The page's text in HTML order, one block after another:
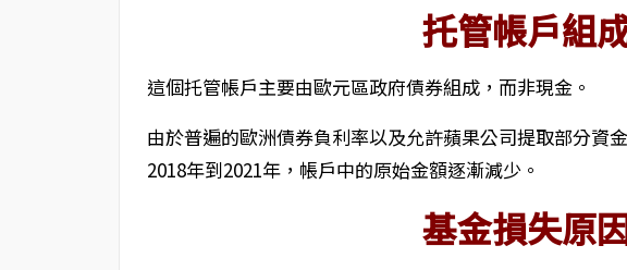
托管帳戶組
這個托管帳戶主要由歐元區政府債券組成，而非現金。
由於普遍的歐洲債券負利率以及允許蘋果公司提取部分資
2018年到2021年，帳戶中的原始金額逐漸減少。
基金損失原